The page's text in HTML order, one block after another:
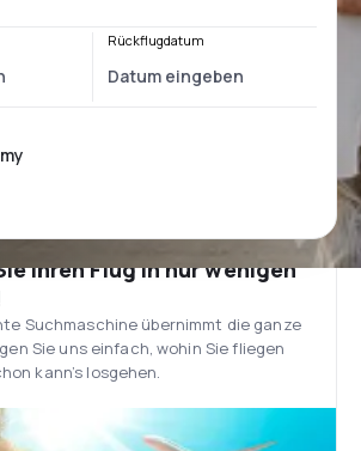
Rückflugdatum
Ihren Flug in nur wenigen
Suchmaschine übernimmt die ganze
Sie uns einfach, wohin Sie fliegen
kann’s losgehen.